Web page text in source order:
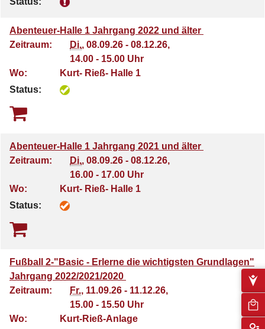
Abenteuer-Halle 1 Jahrgang 2022 und älter
Zeitraum:
Di., 08.09.26 - 08.12.26,
14.00 - 15.00 Uhr
Wo:
Kurt- Rieß- Halle 1
Status:
Abenteuer-Halle 1 Jahrgang 2021 und älter
Zeitraum:
Di., 08.09.26 - 08.12.26,
16.00 - 17.00 Uhr
Wo:
Kurt- Rieß- Halle 1
Status:
Fußball 2-"Basic - Erlerne die wichtigsten Grundlagen"
Jahrgang 2022/2021/2020
Zeitraum:
Fr., 11.09.26 - 11.12.26,
15.00 - 15.50 Uhr
Wo:
Kurt-Rieß-Anlage